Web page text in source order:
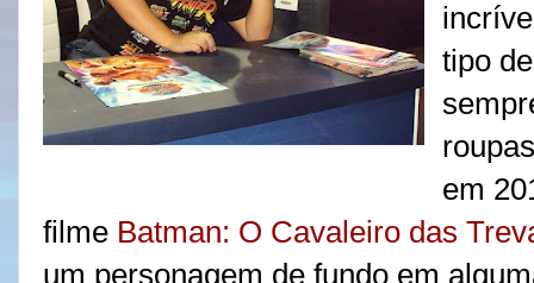
tipo
em
filme Batman: O Cavaleiro das
um personagem de fundo em